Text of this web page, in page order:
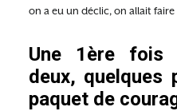
on a eu un déclic, on allait
Une 1ère fois
deux, quelques
paquet de